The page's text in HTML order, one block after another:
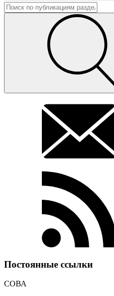
Постоянные ссылки
СОВА